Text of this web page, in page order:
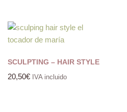
SCULPTING – HAIR STYLE
20,50€ IVA incluido